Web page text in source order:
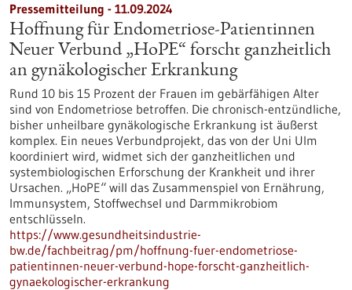
Pressemitteilung - 11.09.2024
Hoffnung für Endometriose-Patientinnen
Neuer Verbund „HoPE“ forscht ganzheitlich
an gynäkologischer Erkrankung
Rund 10 bis 15 Prozent der Frauen im gebärfähigen Alter
sind von Endometriose betroffen. Die chronisch-entzündliche,
bisher unheilbare gynäkologische Erkrankung ist äußerst
komplex. Ein neues Verbundprojekt, das von der Uni Ulm
koordiniert wird, widmet sich der ganzheitlichen und
systembiologischen Erforschung der Krankheit und ihrer
Ursachen. „HoPE“ will das Zusammenspiel von Ernährung,
Immunsystem, Stoffwechsel und Darmmikrobiom
entschlüsseln.
https://www.gesundheitsindustrie-
bw.de/fachbeitrag/pm/hoffnung-fuer-endometriose-
patientinnen-neuer-verbund-hope-forscht-ganzheitlich-
gynaekologischer-erkrankung